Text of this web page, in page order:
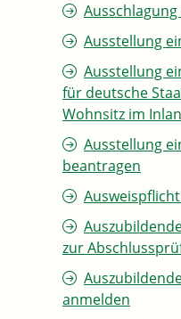
Ausstellung
Ausstellung
für deutsche
Wohnsitz im
Ausstellung
beantragen
zur
anmelden